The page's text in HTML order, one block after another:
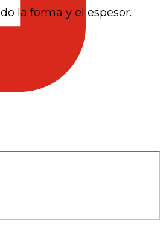
la forma y el espesor.